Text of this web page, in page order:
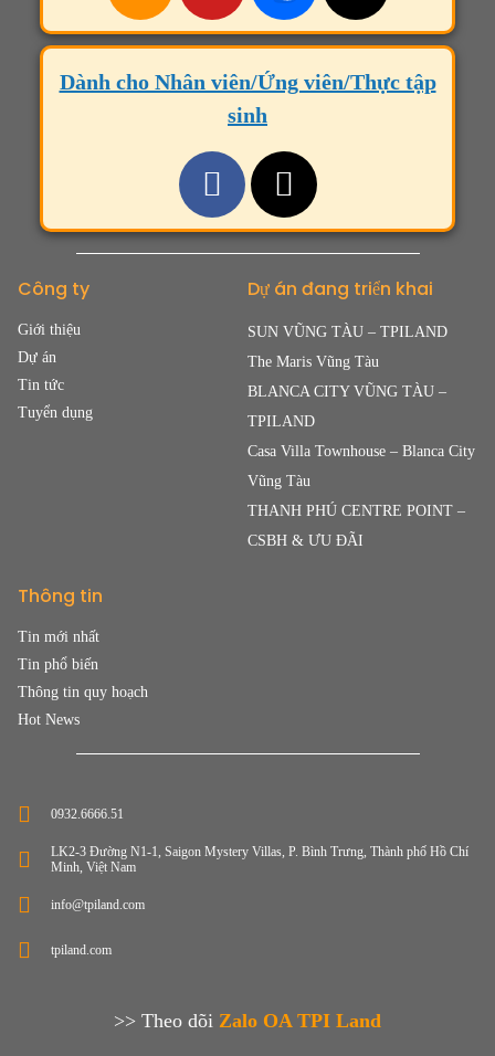
Dành cho Nhân viên/Ứng viên/Thực tập
sinh
Công ty
Giới thiệu
Dự án
Tin tức
Tuyển dụng
Dự án đang triển khai
SUN VŨNG TÀU – TPILAND
The Maris Vũng Tàu
BLANCA CITY VŨNG TÀU –
TPILAND
Casa Villa Townhouse – Blanca City
Vũng Tàu
THANH PHÚ CENTRE POINT –
CSBH & ƯU ĐÃI
Thông tin
Tin mới nhất
Tin phổ biến
Thông tin quy hoạch
Hot News
0932.6666.51
LK2-3 Đường N1-1, Saigon Mystery Villas, P. Bình Trưng, Thành phố Hồ Chí
Minh, Việt Nam
info@tpiland.com
tpiland.com
>> Theo dõi Zalo OA TPI Land